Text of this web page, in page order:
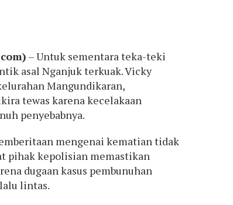
– Untuk sementara teka-teki
asal Nganjuk terkuak. Vicky
Mangundikaran,
tewas karena kecelakaan
penyebabnya.
mengenai kematian tidak
pihak kepolisian memastikan
dugaan kasus pembunuhan
lintas.